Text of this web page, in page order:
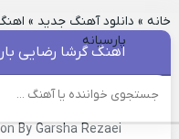
پارسیانه
خانه» دانلود آهنگ جدید »
اهنگ گرشا رضایی
دانلود آهنگ
By Garsha Rezaei